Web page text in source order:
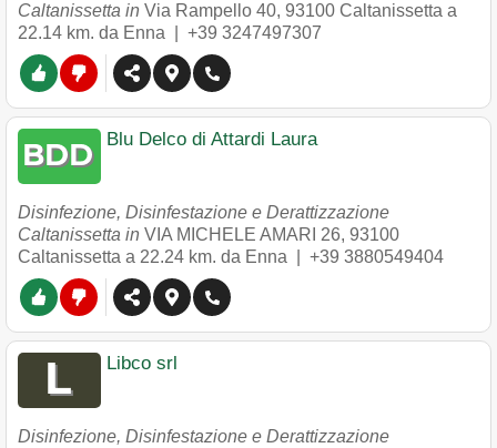
Caltanissetta in Via Rampello 40, 93100 Caltanissetta a
22.14 km. da Enna | +39 3247497307
Blu Delco di Attardi Laura
Disinfezione, Disinfestazione e Derattizzazione
Caltanissetta in VIA MICHELE AMARI 26, 93100
Caltanissetta a 22.24 km. da Enna | +39 3880549404
Libco srl
Disinfezione, Disinfestazione e Derattizzazione